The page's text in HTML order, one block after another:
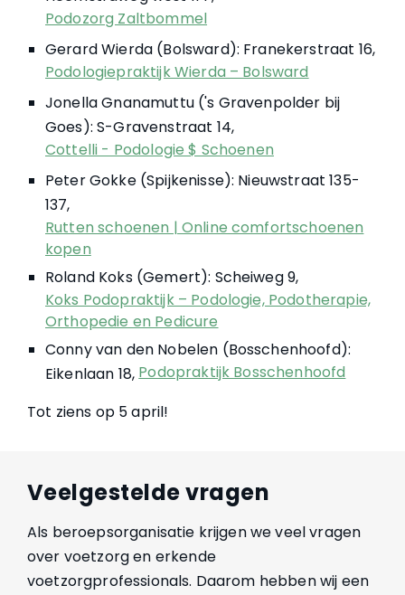
Podozorg Zaltbommel
Gerard Wierda (Bolsward): Franekerstraat 16,
Podologiepraktijk Wierda – Bolsward
Jonella Gnanamuttu ('s Gravenpolder bij
Goes): S-Gravenstraat 14,
Cottelli - Podologie $ Schoenen
Peter Gokke (Spijkenisse): Nieuwstraat 135-
137,
Rutten schoenen | Online comfortschoenen
kopen
Roland Koks (Gemert): Scheiweg 9,
Koks Podopraktijk – Podologie, Podotherapie,
Orthopedie en Pedicure
Conny van den Nobelen (Bosschenhoofd):
Eikenlaan 18,Podopraktijk Bosschenhoofd
Tot ziens op 5 april!
Veelgestelde vragen
Als beroepsorganisatie krijgen we veel vragen
over voetzorg en erkende
voetzorgprofessionals. Daarom hebben wij een